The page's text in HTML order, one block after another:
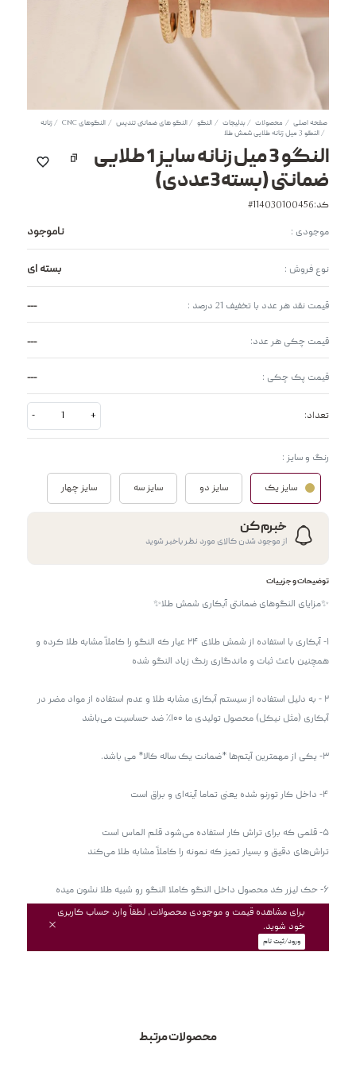
صفحه اصلی محصولات بدلیجات النگو النگو های ضمانتی تندیس النگوهای CNC
زنانه
النگو 3 میل زنانه طلایی شمش طلا
النگو 3 میل زنانه سایز 1 طلایی
ضمانتی (بسته3عددی)
کد:114030100456#
موجودی : ناموجود
نوع فروش : بسته ای
قیمت نقد هر عدد با تخفیف 21 درصد : ---
قیمت چکی هر عدد: ---
قیمت پک چکی : ---
تعداد: +
-
رنگ و سایز :
سایز یک سایز دو سایز سه سایز چهار
خبرم کن
از موجود شدن کالای مورد نظر باخبر شوید
توضیحات و جزییات
✨مزایای النگوهای ضمانتی آبکاری شمش طلا✨
۱- آبکاری با استفاده از شمش طلای ۲۴ عیار که النگو را کاملاً مشابه طلا کرده و
۶- حک لیزر کد محصول داخل النگو کاملا النگو رو شبیه طلا نشون میده
برای مشاهده قیمت و موجودی محصولات، لطفاً وارد حساب کاربری
خود شوید.
ورود/ثبت نام
محصولات مرتبط